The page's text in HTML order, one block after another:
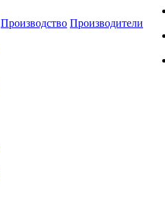
Производство Производители